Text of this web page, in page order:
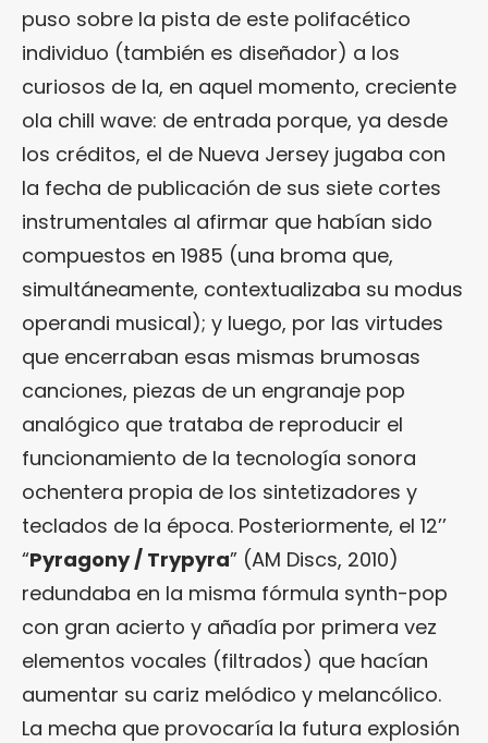
puso sobre la pista de este polifacético
individuo (también es diseñador) a los
curiosos de la, en aquel momento, creciente
ola chill wave: de entrada porque, ya desde
los créditos, el de Nueva Jersey jugaba con
la fecha de publicación de sus siete cortes
instrumentales al afirmar que habían sido
compuestos en 1985 (una broma que,
simultáneamente, contextualizaba su modus
operandi musical); y luego, por las virtudes
que encerraban esas mismas brumosas
canciones, piezas de un engranaje pop
analógico que trataba de reproducir el
funcionamiento de la tecnología sonora
ochentera propia de los sintetizadores y
teclados de la época. Posteriormente, el 12’’
“Pyragony / Trypyra” (AM Discs, 2010)
redundaba en la misma fórmula synth-pop
con gran acierto y añadía por primera vez
elementos vocales (filtrados) que hacían
aumentar su cariz melódico y melancólico.
La mecha que provocaría la futura explosión